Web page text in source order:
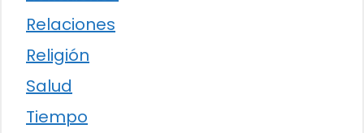
Relaciones
Religión
Salud
Tiempo